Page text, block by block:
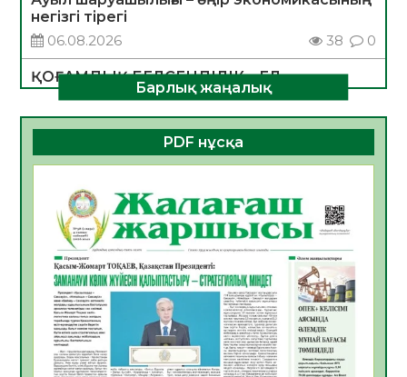
негізгі тірегі
06.08.2026
38 0
ҚОҒАМДЫҚ БЕЛСЕНДІЛІК – ЕЛ
ДАМУЫНЫҢ НЕГІЗІ
06.08.2026
35 0
ҚҰРЫЛТАЙ САЙЛАУЫ – БОЛАШАҚҚА
БАСТАР ЖАУАПТЫ ТАҢДАУ
06.08.2026
Инфекциялық ауруларға қарсы иммундау
жұмыстарының тиімділігі
06.08.2026
39
Көкжөтел ауруы туралы
06.08.2026
35
АПВ вакцинасы туралы мәлімет
Барлық жаңалық
PDF нұсқа